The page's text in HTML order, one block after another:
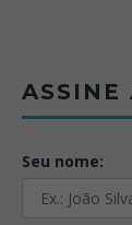
ASSINE
Seu nome: